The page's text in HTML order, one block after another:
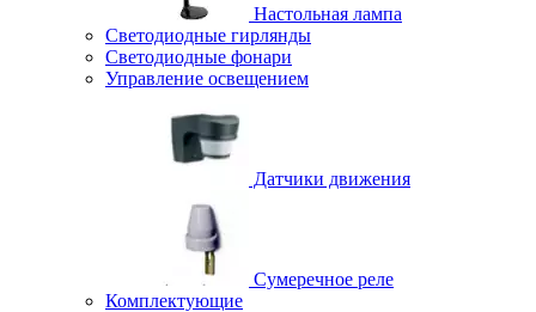
Настольная лампа
Светодиодные гирлянды
Светодиодные фонари
Управление освещением
Датчики движения
Сумеречное реле
Комплектующие